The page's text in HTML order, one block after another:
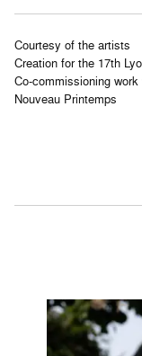
Courtesy of the artists
Creation for the 17th
Co-commissioning
Nouveau Printemps